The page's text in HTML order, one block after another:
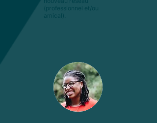
(professionnel et/ou
amical).